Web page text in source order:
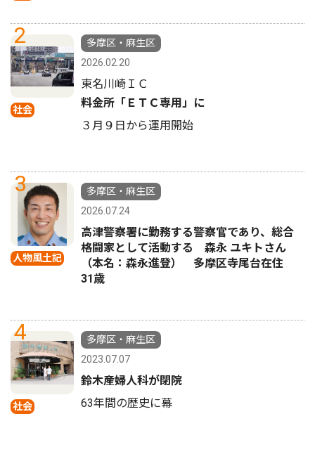
2
社会
多摩区・麻生区
2026.02.20
東名川崎ＩＣ
料金所「ＥＴＣ専用」に
３月９日から運用開始
3
人物風土記
多摩区・麻生区
2026.07.24
高津警察署に勤務する警察官であり、総合
格闘家として活動する 森永 ユキトさん
（本名：森永進登） 多摩区寺尾台在住
31歳
4
社会
多摩区・麻生区
2023.07.07
鈴木産婦人科が閉院
63年間の歴史に幕